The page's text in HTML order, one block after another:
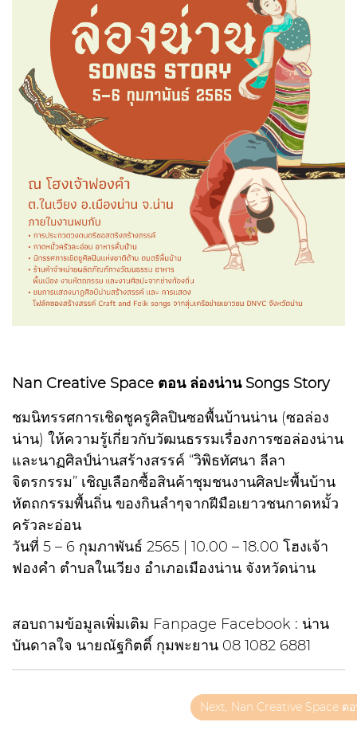
Nan Creative Space ตอน ล่องน่าน Songs Story
ชมนิทรรศการเชิดชูครูศิลปินซอพื้นบ้านน่าน (ซอล่อง
น่าน) ให้ความรู้เกี่ยวกับวัฒนธรรมเรื่องการซอล่องน่าน
และนาฏศิลป์น่านสร้างสรรค์ “วิพิธทัศนา ลีลา
จิตรกรรม” เชิญเลือกซื้อสินค้าชุมชนงานศิลปะพื้นบ้าน
หัตถกรรมพื้นถิ่น ของกินลำๆจากฝีมือเยาวชนกาดหมั้ว
ครัวละอ่อน
วันที่ 5 – 6 กุมภาพันธ์ 2565 | 10.00 – 18.00 โฮงเจ้า
ฟองคำ ตำบลในเวียง อำเภอเมืองน่าน จังหวัดน่าน
สอบถามข้อมูลเพิ่มเติม Fanpage Facebook : น่าน
บันดาลใจ นายณัฐกิตติ์ กุมพะยาน 08 1082 6881
Next, Nan Creative Space